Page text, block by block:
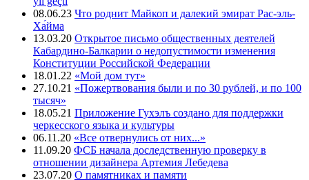
08.06.23 Что роднит Майкоп и далекий эмират Рас-эль-
Ха́йма
13.03.20 Открытое письмо общественных деятелей
Кабардино-Балкарии о недопустимости изменения
Конституции Российской Федерации
18.01.22 «Мой дом тут»
27.10.21 «Пожертвования были и по 30 рублей, и по 100
тысяч»
18.05.21 Приложение Гухэлъ создано для поддержки
черкесского языка и культуры
06.11.20 «Все отвернулись от них...»
11.09.20 ФСБ начала доследственную проверку в
отношении дизайнера Артемия Лебедева
23.07.20 О памятниках и памяти